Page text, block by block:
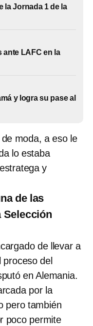
la Jornada 1 de la
ante LAFC en la
y logra su pase al
moda, a eso le
lo estaba
y
de las
Selección
de llevar a
proceso del
en Alemania.
por la
pero también
poco permite